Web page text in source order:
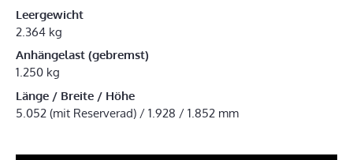
Leergewicht
2.364 kg
Anhängelast (gebremst)
1.250 kg
Länge / Breite / Höhe
5.052 (mit Reserverad) / 1.928 / 1.852 mm